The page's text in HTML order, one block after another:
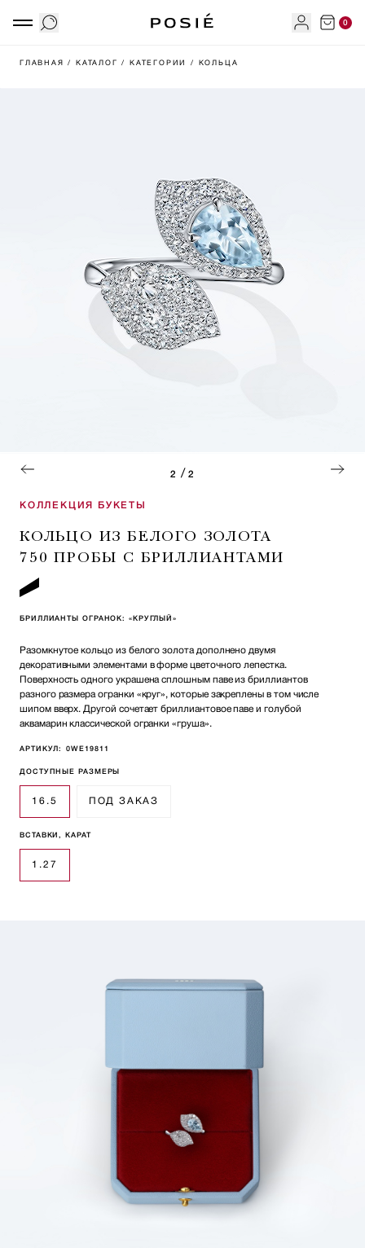
0
ГЛАВНАЯ/ КАТАЛОГ/ КАТЕГОРИИ/ КОЛЬЦА
2 / 2
КОЛЛЕКЦИЯ БУКЕТЫ
КОЛЬЦО ИЗ БЕЛОГО ЗОЛОТА
750 ПРОБЫ С БРИЛЛИАНТАМИ
БРИЛЛИАНТЫ ОГРАНОК: «КРУГЛЫЙ»
Разомкнутое кольцо из белого золота дополнено двумя
декоративными элементами в форме цветочного лепестка.
Поверхность одного украшена сплошным паве из бриллиантов
разного размера огранки «круг», которые закреплены в том числе
шипом вверх. Другой сочетает бриллиантовое паве и голубой
аквамарин классической огранки «груша».
АРТИКУЛ: 0WE19811
ДОСТУПНЫЕ РАЗМЕРЫ
16.5 ПОД ЗАКАЗ
ВСТАВКИ, КАРАТ
1.27